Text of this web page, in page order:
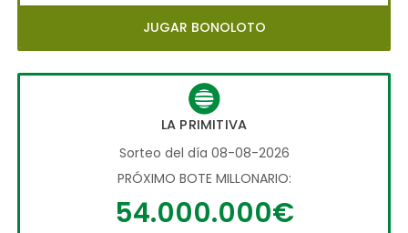
JUGAR BONOLOTO
LA PRIMITIVA
Sorteo del día 08-08-2026
PRÓXIMO BOTE MILLONARIO:
54.000.000€